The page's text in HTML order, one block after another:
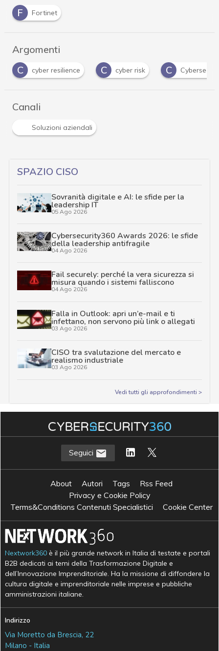
F
Fortinet
Argomenti
C
cyber risk C Cybersecurity360 Awards D
Canali
Soluzioni aziendali
SPAZIO CISO
Sovranità digitale e AI: le sfide per la
leadership IT
05 Ago 2026
Cybersecurity360 Awards 2026: le sfide
della leadership antifragile
04 Ago 2026
Fail securely: perché la vera sicurezza si
misura quando i sistemi falliscono
04 Ago 2026
Falla in Outlook: apri un’e-mail e ti
infettano, non servono più link o allegati
03 Ago 2026
CISO tra svalutazione del mercato e
realismo industriale
03 Ago 2026
Vedi tutti gli approfondimenti >
Seguici
About Autori Tags
Rss Feed
Privacy e Cookie Policy
Terms&Conditions Contenuti Specialistici
Cookie Center
Nextwork360 è il più grande network in Italia di testate e portali
B2B dedicati ai temi della Trasformazione Digitale e
dell’Innovazione Imprenditoriale. Ha la missione di diffondere la
cultura digitale e imprenditoriale nelle imprese e pubbliche
amministrazioni italiane.
Indirizzo
Via Moretto da Brescia, 22
Milano - Italia